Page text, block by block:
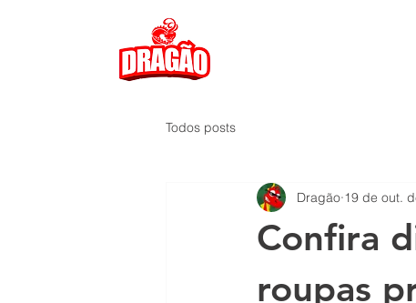
Todos posts
Confira
roupas
Dragão 19 de out.